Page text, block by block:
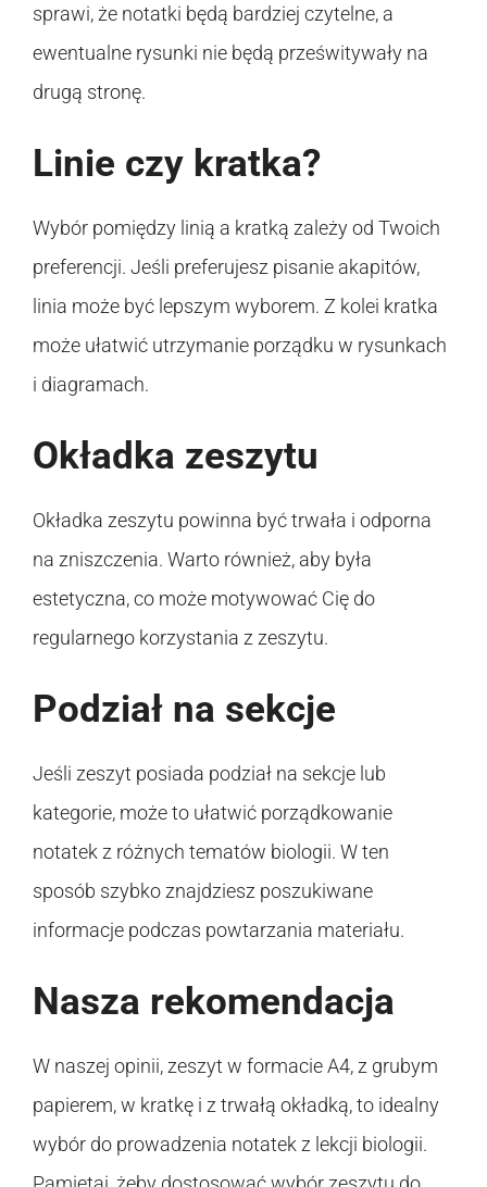
sprawi, że notatki będą bardziej czytelne, a
ewentualne rysunki nie będą prześwitywały na
drugą stronę.
Linie czy kratka?
Wybór pomiędzy linią a kratką zależy od Twoich
preferencji. Jeśli preferujesz pisanie akapitów,
linia może być lepszym wyborem. Z kolei kratka
może ułatwić utrzymanie porządku w rysunkach
i diagramach.
Okładka zeszytu
Okładka zeszytu powinna być trwała i odporna
na zniszczenia. Warto również, aby była
estetyczna, co może motywować Cię do
regularnego korzystania z zeszytu.
Podział na sekcje
Jeśli zeszyt posiada podział na sekcje lub
kategorie, może to ułatwić porządkowanie
notatek z różnych tematów biologii. W ten
sposób szybko znajdziesz poszukiwane
informacje podczas powtarzania materiału.
Nasza rekomendacja
W naszej opinii, zeszyt w formacie A4, z grubym
papierem, w kratkę i z trwałą okładką, to idealny
wybór do prowadzenia notatek z lekcji biologii.